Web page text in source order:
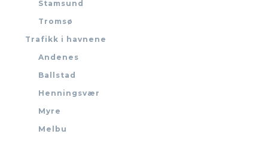
Stamsund
Tromsø
Trafikk i havnene
Andenes
Ballstad
Henningsvær
Myre
Melbu